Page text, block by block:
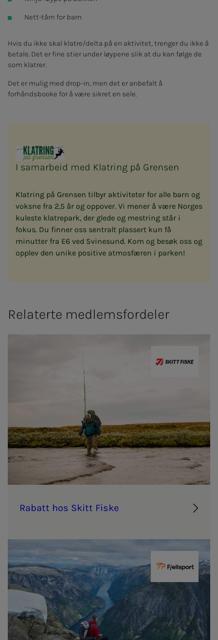
Nett-tårn for barn
Hvis du ikke skal klatre/delta på en aktivitet, trenger du ikke å
betale. Det er fine stier under løypene slik at du kan følge de
som klatrer.
Det er mulig med drop-in, men det er anbefalt å
forhåndsbooke for å være sikret en sele.
I samarbeid med Klatring på Grensen
Klatring på Grensen tilbyr aktiviteter for alle barn og
voksne fra 2,5 år og oppover. Vi mener å være Norges
kuleste klatrepark, der glede og mestring står i
fokus. Du finner oss sentralt plassert kun få
minutter fra E6 ved Svinesund. Kom og besøk oss og
opplev den unike positive atmosfæren i parken!
Relaterte medlemsfordeler
Skitt Fiske
Ra­­­batt hos Skitt Fiske
Fjellsport